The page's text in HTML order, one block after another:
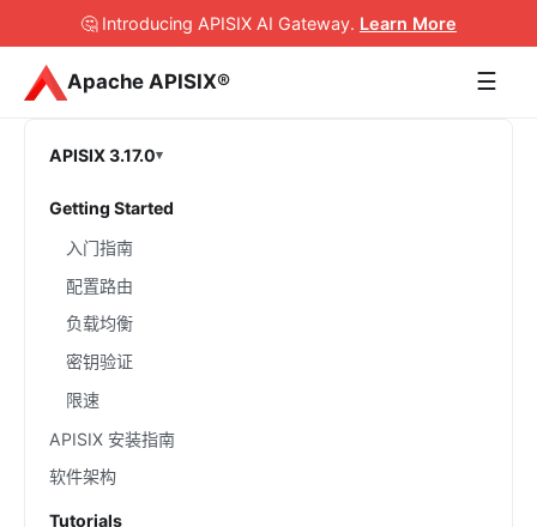
🤔 Introducing APISIX AI Gateway. Learn More
Apache APISIX® ☰
APISIX 3.17.0
Getting Started
入门指南
配置路由
负载均衡
密钥验证
限速
APISIX 安装指南
软件架构
Tutorials